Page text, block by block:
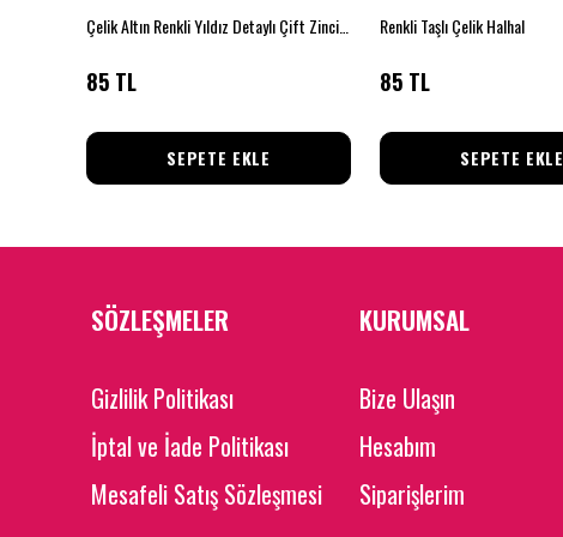
85 TL
SEPETE EKLE
Renkli Taşlı Çelik Halhal
85 TL
SEPETE EKLE
SÖZLEŞMELER
Gizlilik Politikası
İptal ve İade Politikası
Mesafeli Satış Sözleşmesi
KURUMSAL
Bize Ulaşın
Hesabım
Siparişlerim